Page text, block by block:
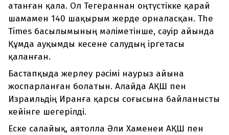
атанған қала. Ол Тегераннан оңтүстікке қарай
шамамен 140 шақырым жерде орналасқан. The
Times басылымының мәліметінше, сәуір айында
Құмда ауқымды кесене салудың іргетасы
қаланған.
Бастапқыда жерлеу рәсімі наурыз айына
жоспарланған болатын. Алайда АҚШ пен
Израильдің Иранға қарсы соғысына байланысты
кейінге шегерілді.
Еске салайық, аятолла Әли Хаменеи АҚШ пен